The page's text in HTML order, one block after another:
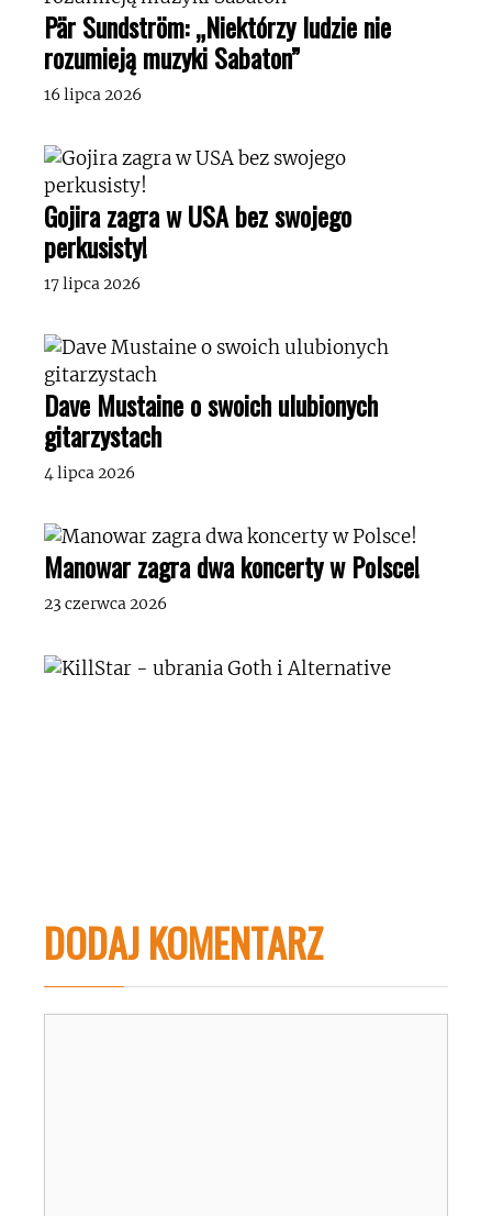
Pär Sundström: „Niektórzy ludzie nie
rozumieją muzyki Sabaton”
16 lipca 2026
Gojira zagra w USA bez swojego
perkusisty!
17 lipca 2026
Dave Mustaine o swoich ulubionych
gitarzystach
4 lipca 2026
Manowar zagra dwa koncerty w Polsce!
23 czerwca 2026
DODAJ KOMENTARZ